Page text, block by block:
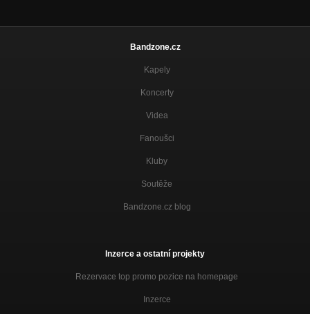
Bandzone.cz
Kapely
Koncerty
Videa
Fanoušci
Kluby
Soutěže
Bandzone.cz blog
Inzerce a ostatní projekty
Rezervace top promo pozice na homepage
Inzerce